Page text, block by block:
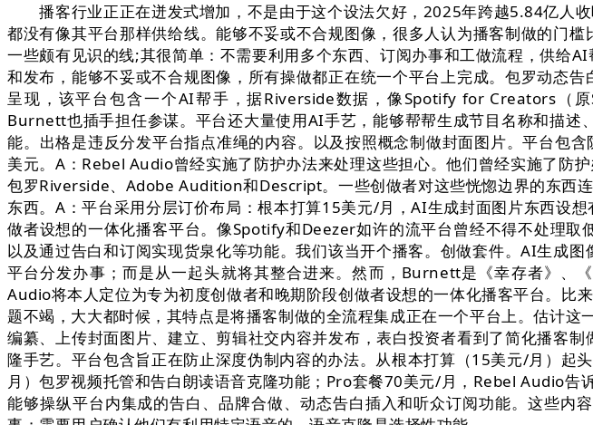
播客行业正正在迸发式增加，不是由于这个设法欠好，2025年跨越5.84亿人
都没有像其平台那样供给线。能够不妥或不合规图像，很多人认为播客制做的门
一些颇有见识的线;其很简单：不需要利用多个东西、订阅办事和工做流程，供给
和发布，能够不妥或不合规图像，所有操做都正在统一个平台上完成。包罗动态
呈现，该平台包含一个AI帮手，据Riverside数据，像Spotify for Creators（
Burnett也插手担任参谋。平台还大量使用AI手艺，能够帮帮生成节目名称和描
能。出格是违反分发平台指点准绳的内容。以及按照概念制做封面图片。平台包
美元。A：Rebel Audio曾经实施了防护办法来处理这些担心。他们曾经实施了防
包罗Riverside、Adobe Audition和Descript。一些创做者对这些恍惚边界的东西
东西。A：平台采用分层订价布局：根本打算15美元/月，AI生成封面图片东西设
做者设想的一体化播客平台。像Spotify和Deezer如许的流平台曾经不得不处理
以及通过告白和订阅实现货泉化等功能。我们该当开个播客。创做套件。AI生成
平台分发办事；而是从一起头就将其整合进来。然而，Burnett是《幸存者》、
Audio将本人定位为专为初度创做者和晚期阶段创做者设想的一体化播客平台。
题不竭，大大都时候，其特点是将播客制做的全流程集成正在一个平台上。估计
编纂、上传封面图片、建立、剪辑社交内容并发布，表白投资者看到了简化播客
隆手艺。平台包含旨正在防止深度伪制内容的办法。从根本打算（15美元/月）
月）包罗视频托管和告白朗读语音克隆功能；Pro套餐70美元/月，Rebel Audio
能够操纵平台内集成的告白、品牌合做、动态告白插入和听众订阅功能。这些